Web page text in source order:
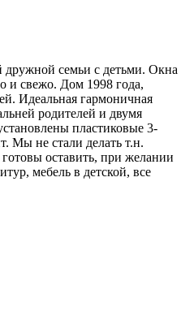
семьи с детьми. Окна
и свежо. Дом 1998 года,
Идеальная гармоничная
родителей и двумя
пластиковые 3-
Мы не стали делать т.н.
оставить, при желании
мебель в детской, все